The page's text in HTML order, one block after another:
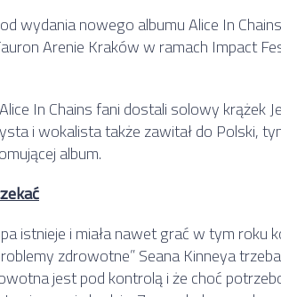
wydania nowego albumu Alice In
Arenie Kraków w ramach Impact
In Chains fani dostali solowy krążek
i wokalista także zawitał do Polski,
album.
istnieje i miała nawet grać w tym roku
zdrowotne” Seana Kinneya
jest pod kontrolą i że choć